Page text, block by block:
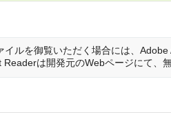
イルを御覧いただく場合には、
は開発元のWebページにて、